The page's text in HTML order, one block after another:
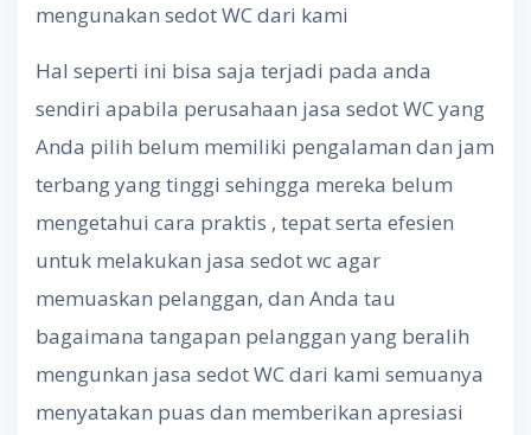
mengunakan sedot WC dari kami
Hal seperti ini bisa saja terjadi pada anda
sendiri apabila perusahaan jasa sedot WC yang
Anda pilih belum memiliki pengalaman dan jam
terbang yang tinggi sehingga mereka belum
mengetahui cara praktis , tepat serta efesien
untuk melakukan jasa sedot wc agar
memuaskan pelanggan, dan Anda tau
bagaimana tangapan pelanggan yang beralih
mengunkan jasa sedot WC dari kami semuanya
menyatakan puas dan memberikan apresiasi